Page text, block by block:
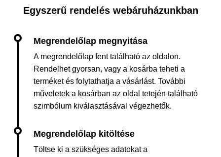
Egyszerű rendelés webáruházunkban
A megrendelőlap fent található az oldalon.
Rendelhet gyorsan, vagy a kosárba teheti a
terméket és folytathatja a vásárlást. További
műveletek a kosárban az oldal tetején található
szimbólum kiválasztásával végezhetők.
Töltse ki a szükséges adatokat a